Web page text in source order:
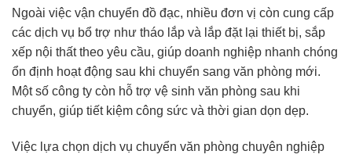
Ngoài việc vận chuyển đồ đạc, nhiều đơn vị còn cung cấp
các dịch vụ bổ trợ như tháo lắp và lắp đặt lại thiết bị, sắp
xếp nội thất theo yêu cầu, giúp doanh nghiệp nhanh chóng
ổn định hoạt động sau khi chuyển sang văn phòng mới.
Một số công ty còn hỗ trợ vệ sinh văn phòng sau khi
chuyển, giúp tiết kiệm công sức và thời gian dọn dẹp.
Việc lựa chọn dịch vụ chuyển văn phòng chuyên nghiệp